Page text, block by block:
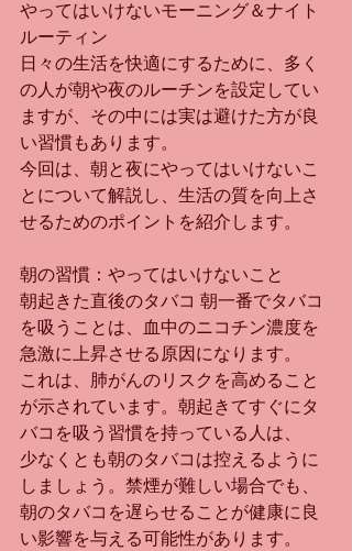
やってはいけないモーニング＆ナイト
ルーティン
日々の生活を快適にするために、多く
の人が朝や夜のルーチンを設定してい
ますが、その中には実は避けた方が良
い習慣もあります。
今回は、朝と夜にやってはいけないこ
とについて解説し、生活の質を向上さ
せるためのポイントを紹介します。
朝の習慣：やってはいけないこと
朝起きた直後のタバコ 朝一番でタバコ
を吸うことは、血中のニコチン濃度を
急激に上昇させる原因になります。
これは、肺がんのリスクを高めること
が示されています。朝起きてすぐにタ
バコを吸う習慣を持っている人は、
少なくとも朝のタバコは控えるように
しましょう。禁煙が難しい場合でも、
朝のタバコを遅らせることが健康に良
い影響を与える可能性があります。